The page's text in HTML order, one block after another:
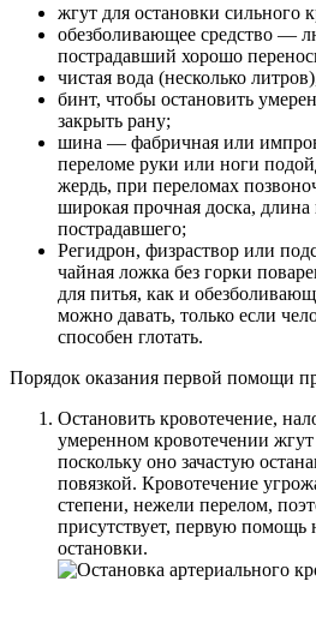
жгут для остановки сильного
обезболивающее средство —
пострадавший хорошо
чистая вода (несколько
бинт, чтобы остановить
закрыть рану;
шина — фабричная или
переломе руки или ноги
жердь, при переломах
широкая прочная доска,
пострадавшего;
Регидрон, физраствор или
чайная ложка без горки
для питья, как и
можно давать, только если
способен глотать.
Порядок оказания первой помощи
Остановить кровотечение,
умеренном кровотечении
поскольку оно зачастую
повязкой. Кровотечение
степени, нежели перелом,
присутствует, первую помощь
остановки.